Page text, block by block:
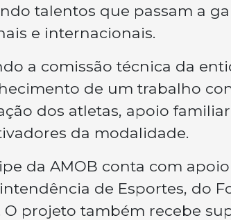
talentos que passam a
e internacionais.
a comissão técnica da
de um trabalho
dos atletas, apoio
da modalidade.
da AMOB conta com
de Esportes, do
O projeto também recebe